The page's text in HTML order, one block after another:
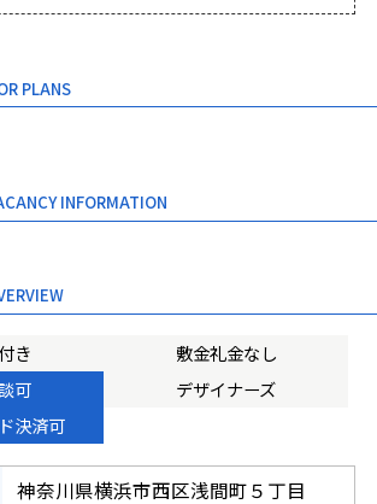
PLANS
INFORMATION
き
敷金礼金なし
可
デザイナーズ
決済可
神奈川県横浜市西区浅間町５丁目